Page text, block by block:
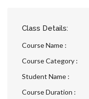
Class Details:
Course Name :
Course Category :
Student Name :
Course Duration :